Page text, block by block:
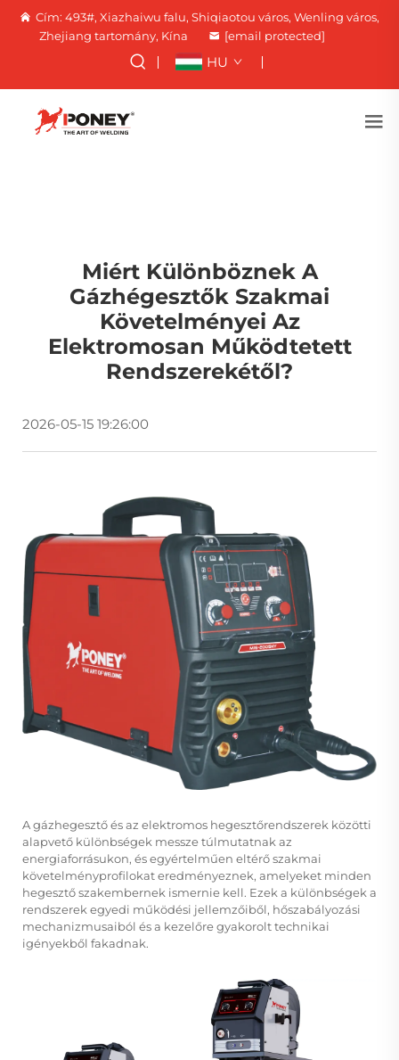
Cím: 493#, Xiazhaiwu falu, Shiqiaotou város, Wenling város,
Zhejiang tartomány, Kína
[email protected]
HU
Miért Különböznek A
Gázhégesztők Szakmai
Követelményei Az
Elektromosan Működtetett
Rendszerekétől?
2026-05-15 19:26:00
A gázhegesztő és az elektromos hegesztőrendszerek közötti
alapvető különbségek messze túlmutatnak az
energiaforrásukon, és egyértelműen eltérő szakmai
követelményprofilokat eredményeznek, amelyeket minden
hegesztő szakembernek ismernie kell. Ezek a különbségek a
rendszerek egyedi működési jellemzőiből, hőszabályozási
mechanizmusaiból és a kezelőre gyakorolt technikai
igényekből fakadnak.